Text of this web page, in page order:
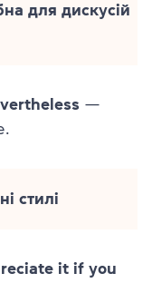
для дискусій
—
стилі
it if you